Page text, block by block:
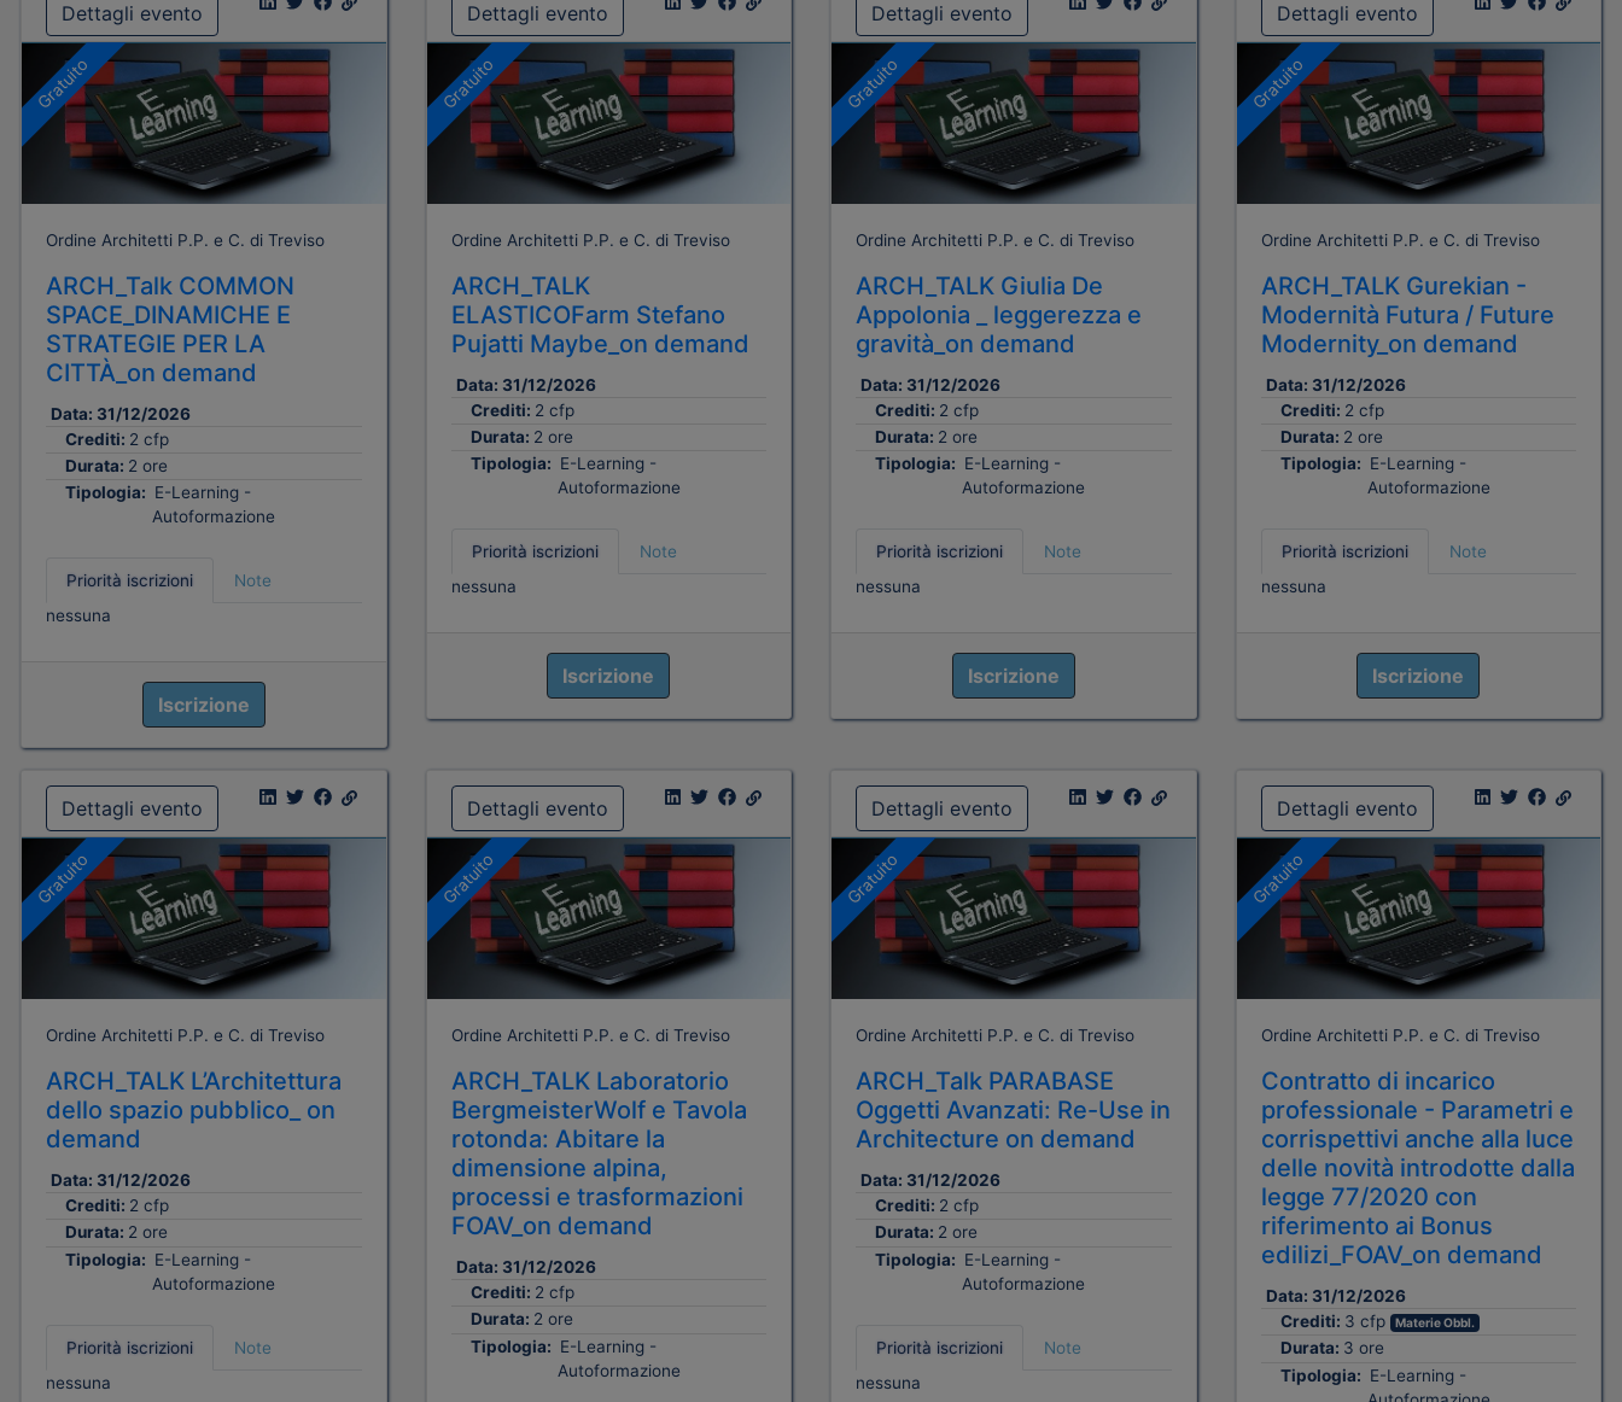
Dettagli evento
Gratuito
Ordine Architetti P.P. e C. di Treviso
ARCH_Talk COMMON
SPACE_DINAMICHE E
STRATEGIE PER LA
CITTÀ_on demand
Data: 31/12/2026
Crediti: 2 cfp
Durata: 2 ore
Tipologia: E-Learning -
Autoformazione
Priorità iscrizioni
Note
nessuna
Iscrizione
Dettagli evento
Gratuito
Ordine Architetti P.P. e C. di Treviso
ARCH_TALK
ELASTICOFarm Stefano
Pujatti Maybe_on demand
Data: 31/12/2026
Crediti: 2 cfp
Durata: 2 ore
Tipologia: E-Learning -
Autoformazione
Priorità iscrizioni
Note
nessuna
Iscrizione
Dettagli evento
Gratuito
Ordine Architetti P.P. e C. di Treviso
ARCH_TALK Giulia De
Appolonia _ leggerezza e
gravità_on demand
Data: 31/12/2026
Crediti: 2 cfp
Durata: 2 ore
Tipologia: E-Learning -
Autoformazione
Priorità iscrizioni
Note
nessuna
Iscrizione
Dettagli evento
Gratuito
Ordine Architetti P.P. e C. di Treviso
ARCH_TALK Gurekian -
Modernità Futura / Future
Modernity_on demand
Data: 31/12/2026
Crediti: 2 cfp
Durata: 2 ore
Tipologia: E-Learning -
Autoformazione
Priorità iscrizioni
Note
nessuna
Iscrizione
Dettagli evento
Gratuito
Ordine Architetti P.P. e C. di Treviso
ARCH_TALK L’Architettura
dello spazio pubblico_ on
demand
Data: 31/12/2026
Crediti: 2 cfp
Durata: 2 ore
Tipologia: E-Learning -
Autoformazione
Priorità iscrizioni
Note
nessuna
Dettagli evento
Gratuito
Ordine Architetti P.P. e C. di Treviso
ARCH_TALK Laboratorio
BergmeisterWolf e Tavola
rotonda: Abitare la
dimensione alpina,
processi e trasformazioni
FOAV_on demand
Data: 31/12/2026
Crediti: 2 cfp
Durata: 2 ore
Tipologia: E-Learning -
Autoformazione
Dettagli evento
Gratuito
Ordine Architetti P.P. e C. di Treviso
ARCH_Talk PARABASE
Oggetti Avanzati: Re-Use in
Architecture on demand
Data: 31/12/2026
Crediti: 2 cfp
Durata: 2 ore
Tipologia: E-Learning -
Autoformazione
Priorità iscrizioni
Note
nessuna
Dettagli evento
Gratuito
Ordine Architetti P.P. e C. di Treviso
Contratto di incarico
professionale - Parametri e
corrispettivi anche alla luce
delle novità introdotte dalla
legge 77/2020 con
riferimento ai Bonus
edilizi_FOAV_on demand
Data: 31/12/2026
Crediti: 3 cfp Materie Obbl.
Durata: 3 ore
Tipologia: E-Learning -